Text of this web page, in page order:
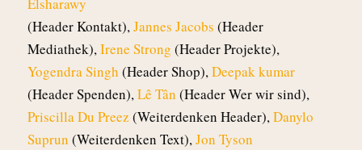
Elsharawy
(Header Kontakt),Jannes Jacobs (Header
Mediathek),Irene Strong (Header Projekte),
Yogendra Singh (Header Shop),Deepak kumar
(Header Spenden),Lê Tân (Header Wer wir sind),
Priscilla Du Preez (Weiterdenken Header),Danylo
Suprun (Weiterdenken Text),Jon Tyson